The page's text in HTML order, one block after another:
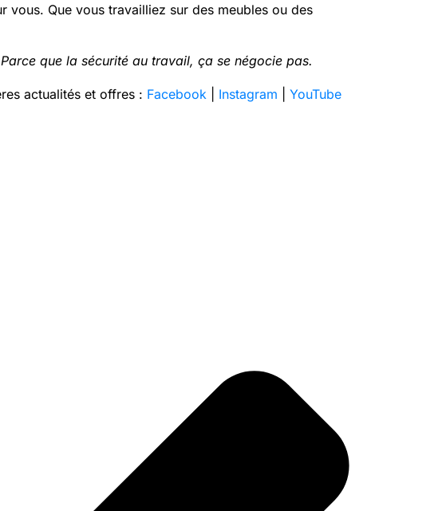
Que vous travailliez sur des meubles ou des
que la sécurité au travail, ça se négocie pas.
actualités et offres : Facebook Instagram
YouTube